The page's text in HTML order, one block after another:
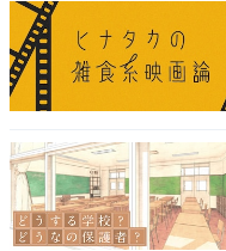
こちらもおすすめ
1月20日
を決める
チェック